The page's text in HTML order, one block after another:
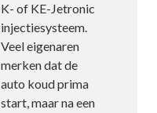
K- of KE-Jetronic
injectiesysteem.
Veel eigenaren
merken dat de
auto koud prima
start, maar na een